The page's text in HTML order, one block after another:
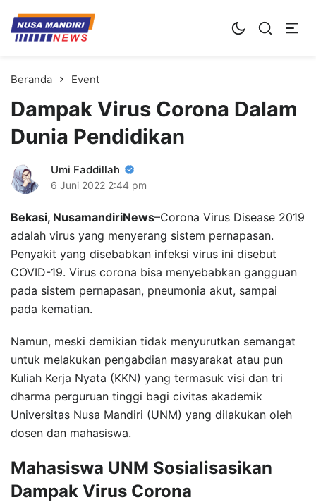
Kampus Digital Bisnis
Universitas Nusa Mandiri
Beranda Event
Dampak Virus Corona Dalam
Dunia Pendidikan
Umi Faddillah
6 Juni 2022 2:44 pm
Bekasi, NusamandiriNews–Corona Virus Disease 2019
adalah virus yang menyerang sistem pernapasan.
Penyakit yang disebabkan infeksi virus ini disebut
COVID-19. Virus corona bisa menyebabkan gangguan
pada sistem pernapasan, pneumonia akut, sampai
pada kematian.
Namun, meski demikian tidak menyurutkan semangat
untuk melakukan pengabdian masyarakat atau pun
Kuliah Kerja Nyata (KKN) yang termasuk visi dan tri
dharma perguruan tinggi bagi civitas akademik
Universitas Nusa Mandiri (UNM) yang dilakukan oleh
dosen dan mahasiswa.
Mahasiswa UNM Sosialisasikan
Dampak Virus Corona